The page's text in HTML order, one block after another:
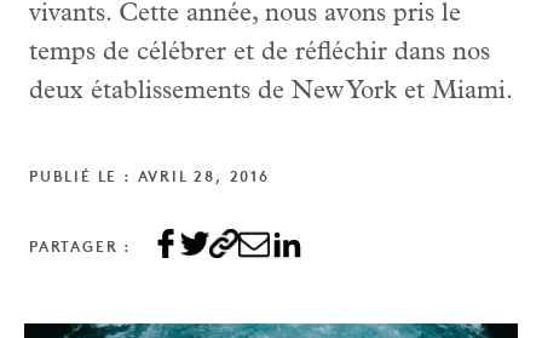
vivants. Cette année, nous avons pris le
temps de célébrer et de réfléchir dans nos
deux établissements de New York et Miami.
PUBLIÉ LE : AVRIL 28, 2016
PARTAGER :